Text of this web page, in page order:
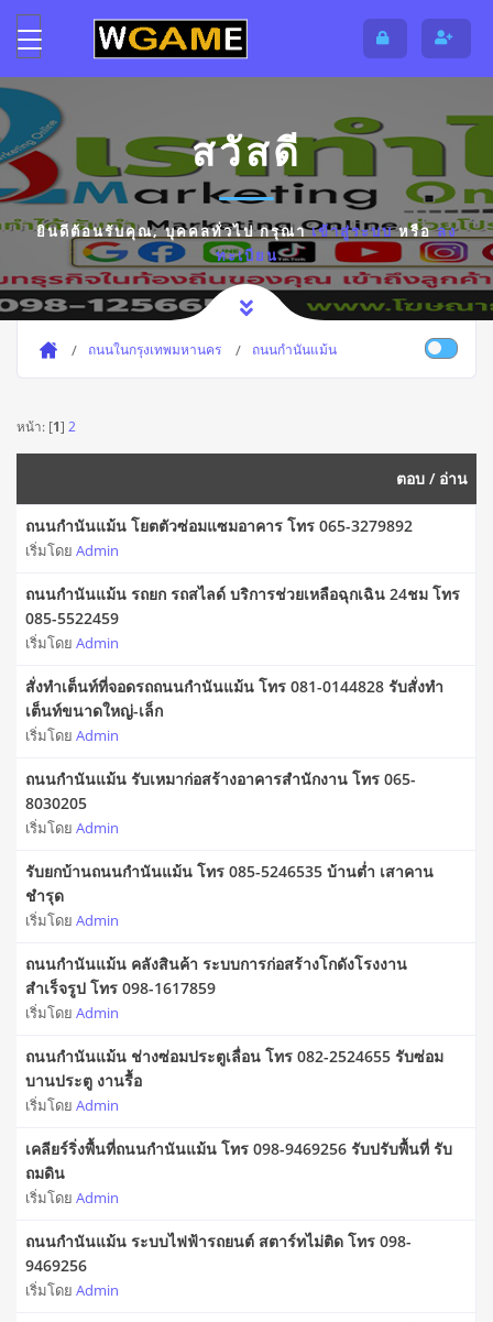
สวัสดี
ยินดีต้อนรับคุณ,บุคคลทั่วไปกรุณาเข้าสู่ระบบหรือลง
ทะเบียน
ถนนในกรุงเทพมหานคร ถนนกำนันแม้น
หน้า: [1] 2
ตอบ / อ่าน
ถนนกำนันแม้น โยตตัวซ่อมแซมอาคาร โทร 065-3279892
เริ่มโดย Admin
ถนนกำนันแม้น รถยก รถสไลด์ บริการช่วยเหลือฉุกเฉิน 24ชม โทร
085-5522459
เริ่มโดย Admin
สั่งทำเต็นท์ที่จอดรถถนนกำนันแม้น โทร 081-0144828 รับสั่งทำ
เต็นท์ขนาดใหญ่-เล็ก
เริ่มโดย Admin
ถนนกำนันแม้น รับเหมาก่อสร้างอาคารสำนักงาน โทร 065-
8030205
เริ่มโดย Admin
รับยกบ้านถนนกำนันแม้น โทร 085-5246535 บ้านต่ำ เสาคาน
ชำรุด
เริ่มโดย Admin
ถนนกำนันแม้น คลังสินค้า ระบบการก่อสร้างโกดังโรงงาน
สำเร็จรูป โทร 098-1617859
เริ่มโดย Admin
ถนนกำนันแม้น ช่างซ่อมประตูเลื่อน โทร 082-2524655 รับซ่อม
บานประตู งานรื้อ
เริ่มโดย Admin
เคลียร์ริ่งพื้นที่ถนนกำนันแม้น โทร 098-9469256 รับปรับพื้นที่ รับ
ถมดิน
เริ่มโดย Admin
ถนนกำนันแม้น ระบบไฟฟ้ารถยนต์ สตาร์ทไม่ติด โทร 098-
9469256
เริ่มโดย Admin